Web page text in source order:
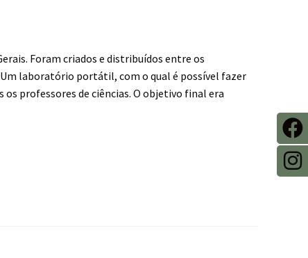
Foram criados e distribuídos entre os
laboratório portátil, com o qual é possível fazer
professores de ciências. O objetivo final era